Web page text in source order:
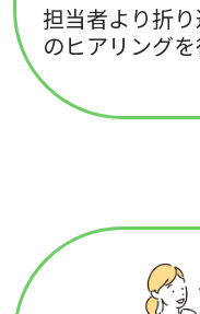
担当者より折
のヒアリングを